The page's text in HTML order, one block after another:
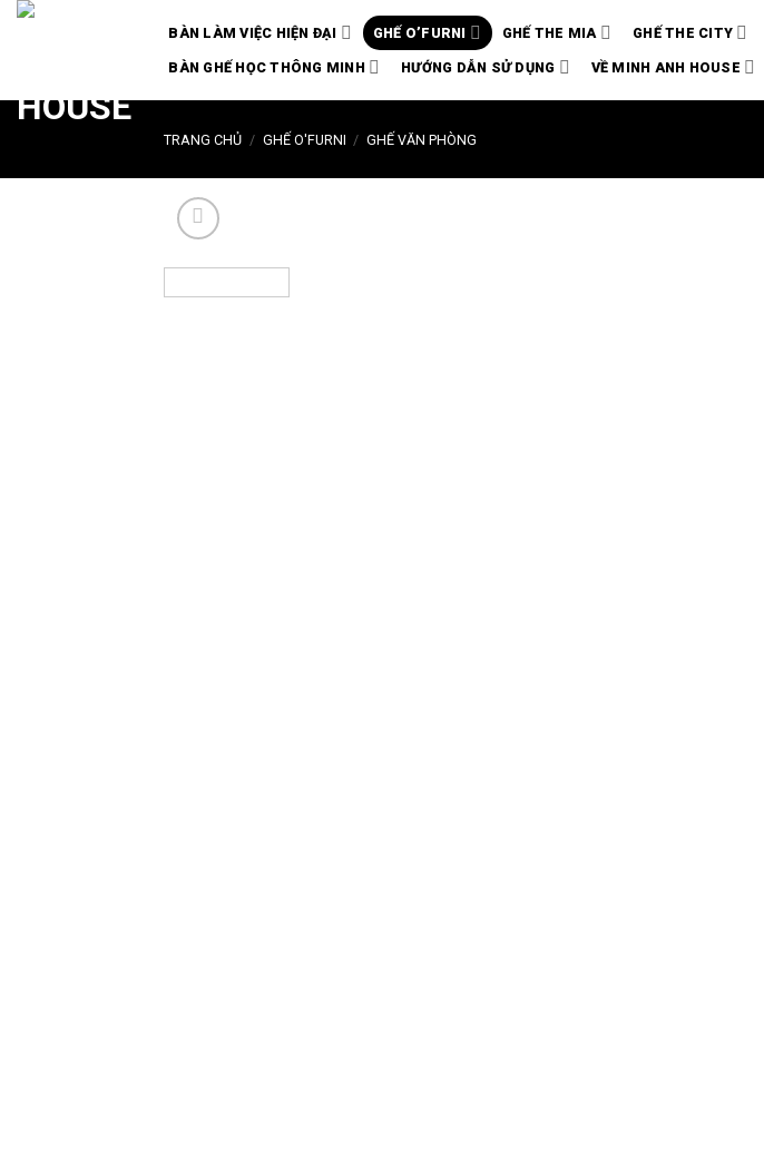
Chuyển
dung
BÀN LÀM VIỆC HIỆN ĐẠI GHẾ O’FURNI GHẾ THE MIA GHẾ THE CITY
BÀN GHẾ HỌC THÔNG MINH HƯỚNG DẪN SỬ DỤNG VỀ MINH ANH HOUSE
TRANG CHỦ / GHẾ O'FURNI / GHẾ VĂN PHÒNG